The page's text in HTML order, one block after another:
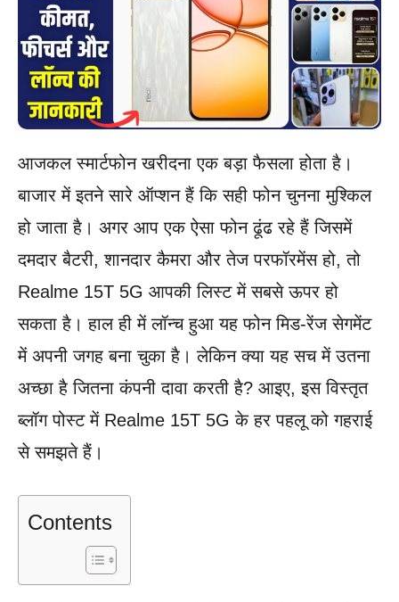
आजकल स्मार्टफोन खरीदना एक बड़ा फैसला होता है।
बाजार में इतने सारे ऑप्शन हैं कि सही फोन चुनना मुश्किल
हो जाता है। अगर आप एक ऐसा फोन ढूंढ रहे हैं जिसमें
दमदार बैटरी, शानदार कैमरा और तेज परफॉरमेंस हो, तो
Realme 15T 5G आपकी लिस्ट में सबसे ऊपर हो
सकता है। हाल ही में लॉन्च हुआ यह फोन मिड-रेंज सेगमेंट
में अपनी जगह बना चुका है। लेकिन क्या यह सच में उतना
अच्छा है जितना कंपनी दावा करती है? आइए, इस विस्तृत
ब्लॉग पोस्ट में Realme 15T 5G के हर पहलू को गहराई
से समझते हैं।
Contents